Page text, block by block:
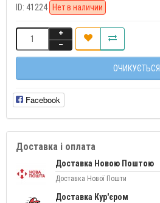
ID: 41224 Нет в наличии
ОЧИКУЄТЬСЯ
Facebook
Доставка і оплата
Доставка Новою Поштою
Доставка Нової Пошти
Доставка Кур'єром